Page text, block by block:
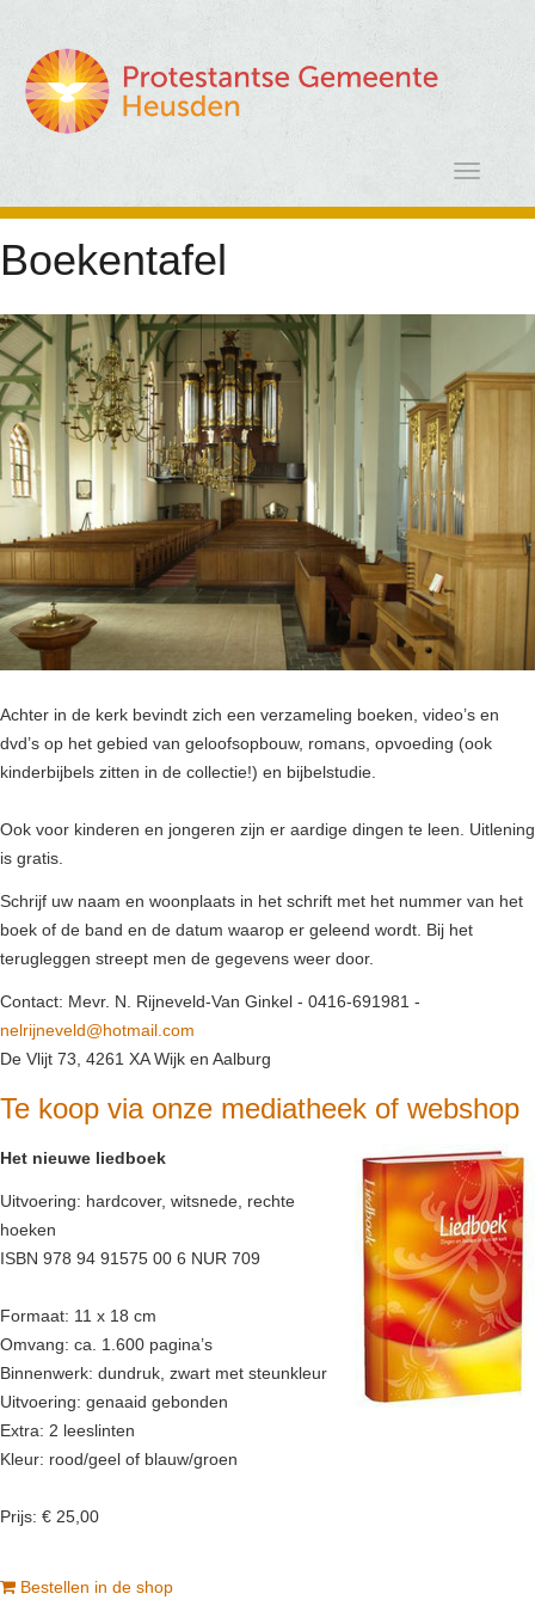
Boekentafel
Achter in de kerk bevindt zich een verzameling boeken, video’s en
dvd’s op het gebied van geloofsopbouw, romans, opvoeding (ook
kinderbijbels zitten in de collectie!) en bijbelstudie.
Ook voor kinderen en jongeren zijn er aardige dingen te leen. Uitlening
is gratis.
Schrijf uw naam en woonplaats in het schrift met het nummer van het
boek of de band en de datum waarop er geleend wordt. Bij het
terugleggen streept men de gegevens weer door.
Contact: Mevr. N. Rijneveld-Van Ginkel - 0416-691981 -
nelrijneveld@hotmail.com
De Vlijt 73, 4261 XA Wijk en Aalburg
Te koop via onze mediatheek of webshop
Het nieuwe liedboek
Uitvoering: hardcover, witsnede, rechte
hoeken
ISBN 978 94 91575 00 6 NUR 709
Formaat: 11 x 18 cm
Omvang: ca. 1.600 pagina’s
Binnenwerk: dundruk, zwart met steunkleur
Uitvoering: genaaid gebonden
Extra: 2 leeslinten
Kleur: rood/geel of blauw/groen
Prijs: € 25,00
Bestellen in de shop